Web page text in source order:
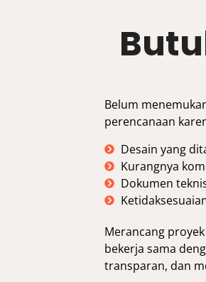
Belum
perencanaan
Desain yang
Kurangnya
Dokumen
Merancang
bekerja sama
transparan, dan